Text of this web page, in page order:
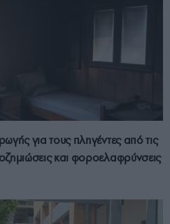
για τους πληγέντες από τις
και φοροελαφρύνσεις